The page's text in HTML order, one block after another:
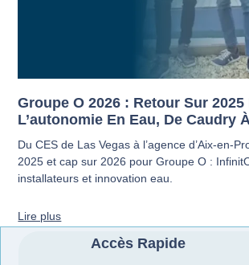
Groupe O 2026 : Retour Sur 2025
L’autonomie En Eau, De Caudry
Du CES de Las Vegas à l’agence d’Aix-en-
2025 et cap sur 2026 pour Groupe O :
installateurs et innovation eau.
Lire plus
Accès Rapide